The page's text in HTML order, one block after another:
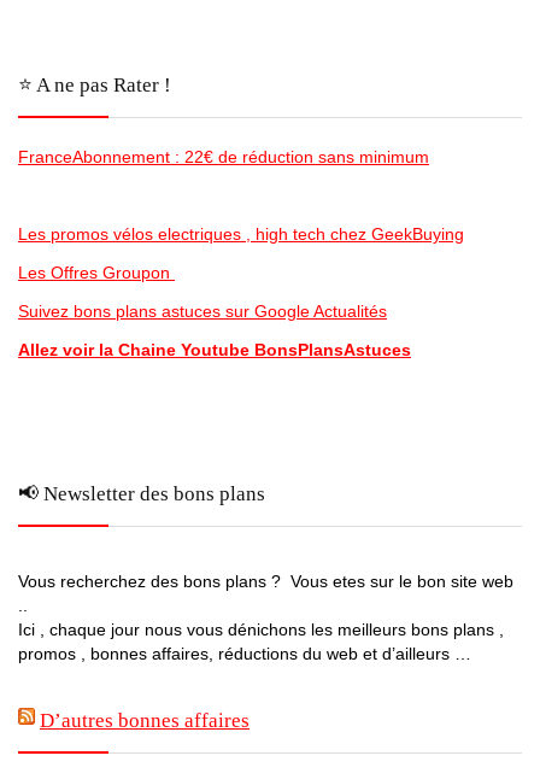
⭐️ A ne pas Rater !
FranceAbonnement : 22€ de réduction sans minimum
Les promos vélos electriques , high tech chez GeekBuying
Les Offres Groupon
Suivez bons plans astuces sur Google Actualités
Allez voir la Chaine Youtube BonsPlansAstuces
📢 Newsletter des bons plans
Vous recherchez des bons plans ? Vous etes sur le bon site web
..
Ici , chaque jour nous vous dénichons les meilleurs bons plans ,
promos , bonnes affaires, réductions du web et d’ailleurs …
D’autres bonnes affaires